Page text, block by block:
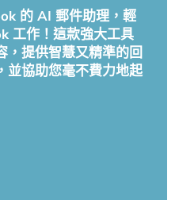
的 AI 郵件助理，輕
工作！這款強大工具
，提供智慧又精準的回
並協助您毫不費力地起